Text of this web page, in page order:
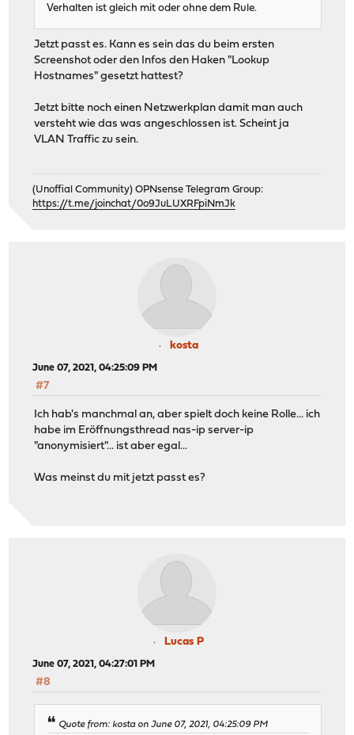
Verhalten ist gleich mit oder ohne dem Rule.
Jetzt passt es. Kann es sein das du beim ersten
Screenshot oder den Infos den Haken "Lookup
Hostnames" gesetzt hattest?
Jetzt bitte noch einen Netzwerkplan damit man auch
versteht wie das was angeschlossen ist. Scheint ja
VLAN Traffic zu sein.
(Unoffial Community) OPNsense Telegram Group:
https://t.me/joinchat/0o9JuLUXRFpiNmJk
kosta
June 07, 2021, 04:25:09 PM
#7
Ich hab's manchmal an, aber spielt doch keine Rolle... ich
habe im Eröffnungsthread nas-ip server-ip
"anonymisiert"... ist aber egal...
Was meinst du mit jetzt passt es?
Lucas P
June 07, 2021, 04:27:01 PM
#8
Quote from: kosta on June 07, 2021, 04:25:09 PM